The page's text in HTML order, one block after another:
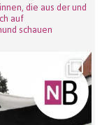
die aus der und
auf
schauen